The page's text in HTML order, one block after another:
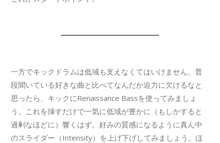
一方でキックドラムは低域も支えなくてはいけません。普
段聞いている好きな曲と比べてなんだか迫力に欠けるなと
思ったら、キックにRenaissance Bassを使ってみましょ
う。これを挿すだけで一気に低域が豊かに（もしかすると
過剰なほどに）響くはず。好みの質感になるように真ん中
のスライダー（Intensity）を上げ下げしてみましょう。ほ